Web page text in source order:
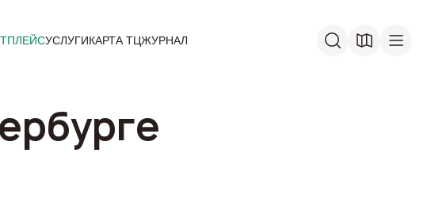
УСЛУГИКАРТА ТЦЖУРНАЛ